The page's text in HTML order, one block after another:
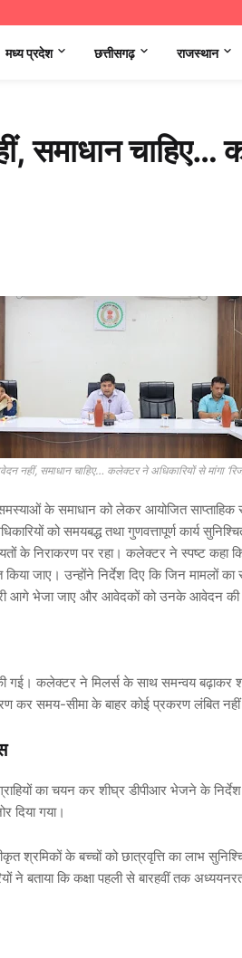
मध्‍य प्रदेश छत्तीसगढ़ राजस्थान
समाधान चाहिए…
नहीं, समाधान चाहिए… कलेक्टर ने अधिकारियों से मांगा
के समाधान को लेकर आयोजित साप्ताहिक
को समयबद्ध तथा गुणवत्तापूर्ण कार्य
के निराकरण पर रहा। कलेक्टर ने स्पष्ट कहा
जाए। उन्होंने निर्देश दिए कि जिन मामलों
आगे भेजा जाए और आवेदकों को उनके आवेदन की
गई। कलेक्टर ने मिलर्स के साथ समन्वय
कर समय-सीमा के बाहर कोई प्रकरण लंबित
का चयन कर शीघ्र डीपीआर भेजने के
दिया गया।
श्रमिकों के बच्चों को छात्रवृत्ति का लाभ
बताया कि कक्षा पहली से बारहवीं तक अध्ययनरत